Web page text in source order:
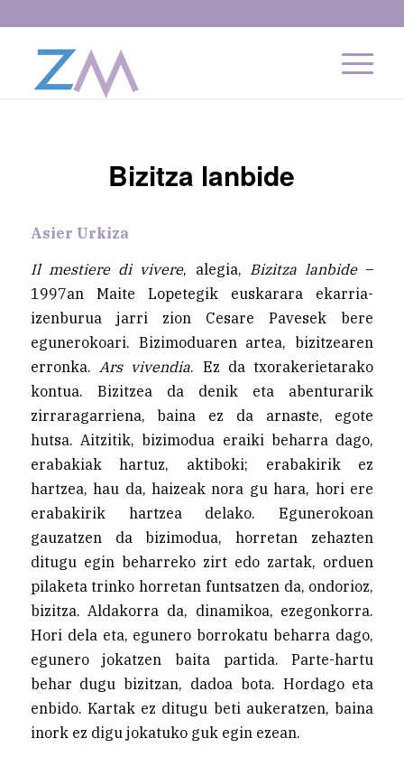
Bizitza lanbide
Asier Urkiza
Il mestiere di vivere, alegia, Bizitza lanbide–
1997an Maite Lopetegik euskarara ekarria-
izenburua jarri zion Cesare Pavesek bere
egunerokoari. Bizimoduaren artea, bizitzearen
erronka. Ars vivendia. Ez da txorakerietarako
kontua. Bizitzea da denik eta abenturarik
zirraragarriena, baina ez da arnaste, egote
hutsa. Aitzitik, bizimodua eraiki beharra dago,
erabakiak hartuz, aktiboki; erabakirik ez
hartzea, hau da, haizeak nora gu hara, hori ere
erabakirik hartzea delako. Egunerokoan
gauzatzen da bizimodua, horretan zehazten
ditugu egin beharreko zirt edo zartak, orduen
pilaketa trinko horretan funtsatzen da, ondorioz,
bizitza. Aldakorra da, dinamikoa, ezegonkorra.
Hori dela eta, egunero borrokatu beharra dago,
egunero jokatzen baita partida. Parte-hartu
behar dugu bizitzan, dadoa bota. Hordago eta
enbido. Kartak ez ditugu beti aukeratzen, baina
inork ez digu jokatuko guk egin ezean.